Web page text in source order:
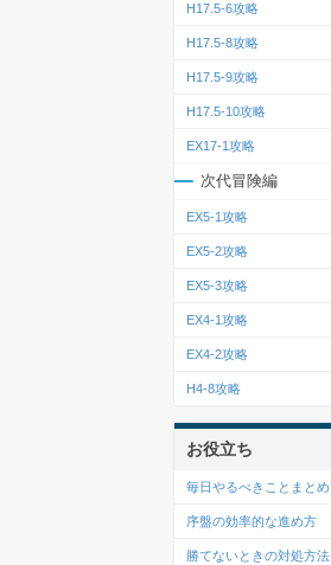
H17.5-6攻略
H17.5-8攻略
H17.5-9攻略
H17.5-10攻略
EX17-1攻略
次代冒険編
EX5-1攻略
EX5-2攻略
EX5-3攻略
EX4-1攻略
EX4-2攻略
H4-8攻略
お役立ち
毎日やるべきことまとめ
序盤の効率的な進め方
勝てないときの対処方法